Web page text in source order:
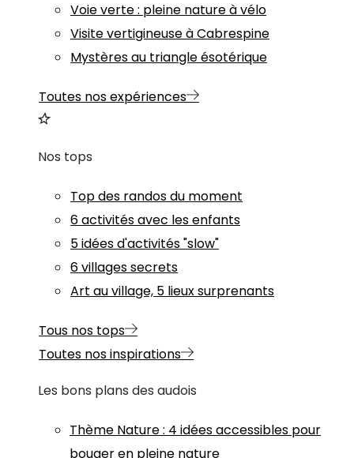
Voie verte : pleine nature à vélo
Visite vertigineuse à Cabrespine
Mystères au triangle ésotérique
Toutes nos expériences
Nos tops
Top des randos du moment
6 activités avec les enfants
5 idées d'activités "slow"
6 villages secrets
Art au village, 5 lieux surprenants
Tous nos tops
Toutes nos inspirations
Les bons plans des audois
Thème Nature: 4 idées accessibles pour
bouger en pleine nature